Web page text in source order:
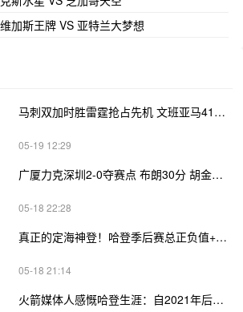
加斯王牌 VS 亚特兰大梦想
马刺双加时胜雷霆抢占先机 文班亚马41+24 哈珀24+11 亚历山大24+12
05-19 12:29
广厦力克深圳2-0夺赛点 布朗30分 胡金秋17+8 贺希宁18分
05-18 22:28
真正的定海神登！哈登季后赛总正负值+62、次轮+32，双数据领跑骑士全队
05-18 21:14
火箭媒体人感慨哈登生涯：自2021年后，终于体验躺赢晋级滋味